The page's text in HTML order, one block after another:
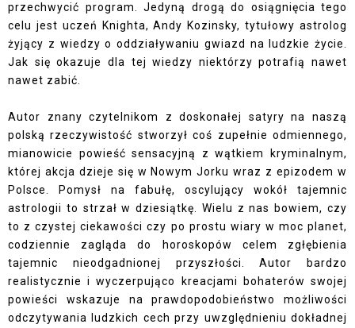
przechwycić program. Jedyną drogą do osiągnięcia tego
celu jest uczeń Knighta, Andy Kozinsky, tytułowy astrolog
żyjący z wiedzy o oddziaływaniu gwiazd na ludzkie życie.
Jak się okazuje dla tej wiedzy niektórzy potrafią nawet
nawet zabić.
Autor znany czytelnikom z doskonałej satyry na naszą
polską rzeczywistość stworzył coś zupełnie odmiennego,
mianowicie powieść sensacyjną z wątkiem kryminalnym,
której akcja dzieje się w Nowym Jorku wraz z epizodem w
Polsce. Pomysł na fabułę, oscylujący wokół tajemnic
astrologii to strzał w dziesiątkę. Wielu z nas bowiem, czy
to z czystej ciekawości czy po prostu wiary w moc planet,
codziennie zagląda do horoskopów celem zgłębienia
tajemnic nieodgadnionej przyszłości. Autor bardzo
realistycznie i wyczerpująco kreacjami bohaterów swojej
powieści wskazuje na prawdopodobieństwo możliwości
odczytywania ludzkich cech przy uwzględnieniu dokładnej